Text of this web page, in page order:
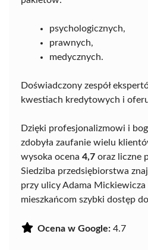
psychologicznych,
prawnych,
medycznych.
Doświadczony zespół
kwestiach kredytowych i
Dzięki profesjonalizmowi i
zdobyła zaufanie wielu
wysoka ocena 4,7 oraz liczne
Siedziba przedsiębiorstwa
przy ulicy Adama Mickiewicza
mieszkańcom szybki dostęp
Ocena w Google: 4.7